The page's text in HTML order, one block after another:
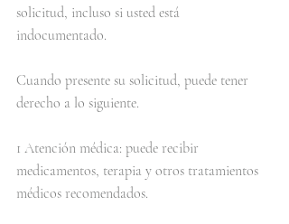
solicitud, incluso si usted está
indocumentado.
Cuando presente su solicitud, puede tener
derecho a lo siguiente.
1 Atención médica: puede recibir
medicamentos, terapia y otros tratamientos
médicos recomendados.